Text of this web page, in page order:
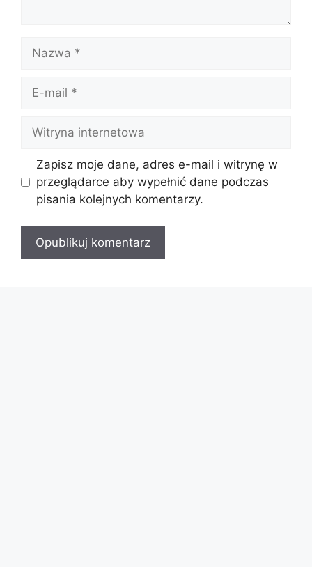
Nazwa
Witryna
internetowa
Zapisz moje dane, adres e-mail i witrynę w
przeglądarce aby wypełnić dane podczas
pisania kolejnych komentarzy.